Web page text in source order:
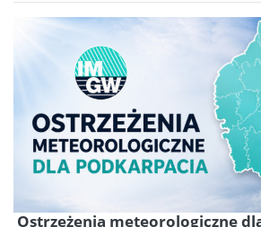
Ostrzeżenia meteorologiczne